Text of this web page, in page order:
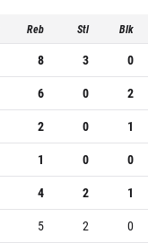
Reb Stl Blk
8 3
0
6 0
2
2 0
1
1 0
0
4 2
1
5 2
0